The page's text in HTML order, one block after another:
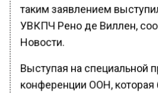
таким заявлением
УВКПЧ Рено де Виллен,
Новости.
Выступая на специальной
конференции ООН,